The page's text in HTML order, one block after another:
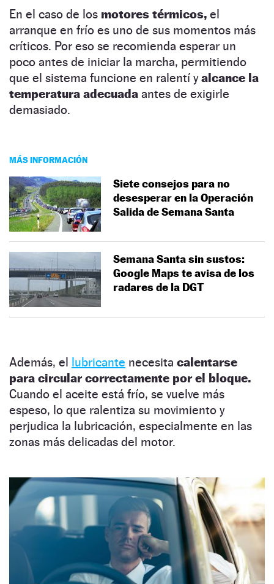
En el caso de los motores térmicos, el
arranque en frío es uno de sus momentos más
críticos. Por eso se recomienda esperar un
poco antes de iniciar la marcha, permitiendo
que el sistema funcione en ralentí yalcance la
temperatura adecuada antes de exigirle
demasiado.
MÁS INFORMACIÓN
Siete consejos para no
desesperar en la Operación
Salida de Semana Santa
Semana Santa sin sustos:
Google Maps te avisa de los
radares de la DGT
Además, el lubricante necesita calentarse
para circular correctamente por el bloque.
Cuando el aceite está frío, se vuelve más
espeso, lo que ralentiza su movimiento y
perjudica la lubricación, especialmente en las
zonas más delicadas del motor.